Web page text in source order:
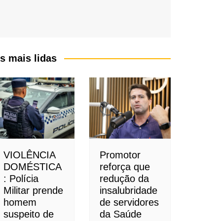
mais lidas
VIOLÊNCIA
DOMÉSTICA
: Polícia
Militar prende
homem
suspeito de
Promotor
reforça que
redução da
insalubridade
de servidores
da Saúde